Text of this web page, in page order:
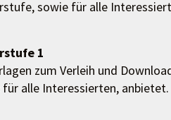
sowie für alle
1
zum Verleih und
alle Interessierten, anbietet.